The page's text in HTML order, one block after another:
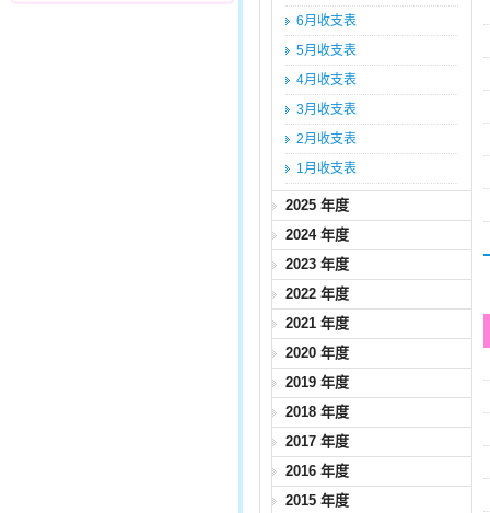
6月收支表
5月收支表
4月收支表
3月收支表
2月收支表
1月收支表
2025 年度
2024 年度
2023 年度
2022 年度
2021 年度
2020 年度
2019 年度
2018 年度
2017 年度
2016 年度
2015 年度